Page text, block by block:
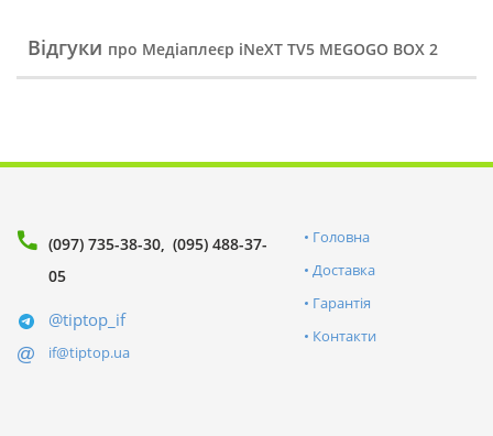
Відгуки про Медіаплеєр iNeXT TV5 MEGOGO BOX 2
(097) 735-38-30 (095) 488-37-
05
@tiptop_if
if@tiptop.ua
Головна
Доставка
Гарантія
Контакти